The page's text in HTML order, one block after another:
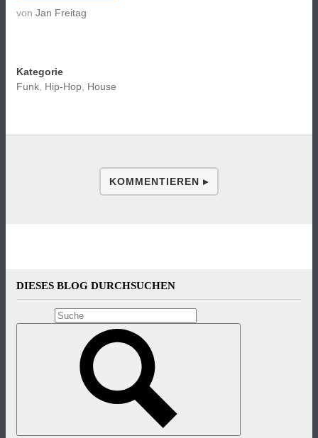
von Jan Freitag
Kategorie
Funk Hip-Hop House
KOMMENTIEREN ▸
DIESES BLOG DURCHSUCHEN